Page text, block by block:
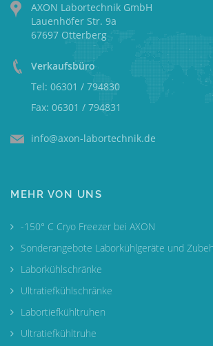
AXON Labortechnik GmbH
Lauenhöfer Str. 9a
67697 Otterberg
Verkaufsbüro
Tel: 06301 / 794830
Fax: 06301 / 794831
info@axon-labortechnik.de
MEHR VON UNS
-150° C Cryo Freezer bei AXON
Sonderangebote Laborkühlgeräte und
Laborkühlschränke
Ultratiefkühlschränke
Labortiefkühltruhen
Ultratiefkühltruhe